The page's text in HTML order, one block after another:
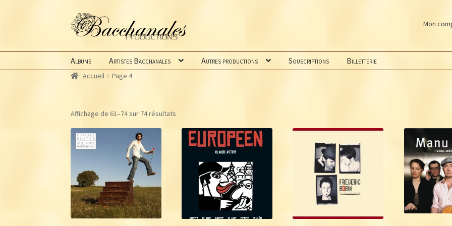
Aller
à
navigation
Aller
au
Mon
Albums Artistes Bacchanales Autres productions Souscriptions Billetterie
Accueil
Page 4
Affichage de 61–74 sur 74 résultats
plus
récent